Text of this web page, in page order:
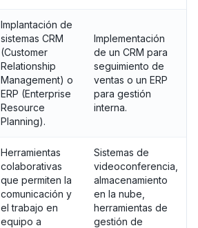
Implantación de
sistemas CRM
(Customer
Relationship
Management) o
ERP (Enterprise
Resource
Planning).
Implementación
de un CRM para
seguimiento de
ventas o un ERP
para gestión
interna.
Herramientas
colaborativas
que permiten la
comunicación y
el trabajo en
equipo a
Sistemas de
videoconferencia,
almacenamiento
en la nube,
herramientas de
gestión de